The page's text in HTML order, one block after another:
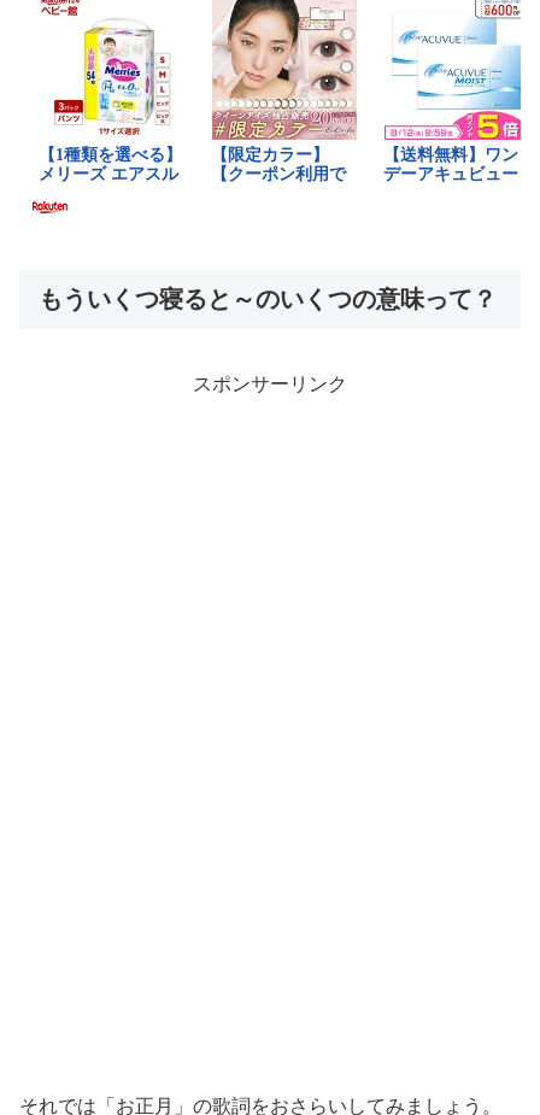
もういくつ寝ると～のいくつの意味って？
スポンサーリンク
それでは「お正月」の歌詞をおさらいしてみましょう。